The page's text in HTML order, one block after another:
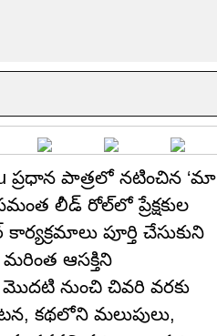
ప్రధాన పాత్రలో నటించిన ‘మా
లీడ్ రోల్‌లో ప్రేక్షకుల
పూర్తి చేసుకుని
ఆసక్తిని
నుంచి చివరి వరకు
కథలోని మలుపులు,